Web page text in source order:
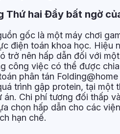
Thứ hai Đầy bất ngờ
gốc là một máy chơi
điện toán khoa học. Hiệu
trở nên hấp dẫn đối với
công việc có thể được
phân tán
trình gập protein, tại một
án. Chi phí tương đối thấp
chọn hấp dẫn cho các
hạn chế.